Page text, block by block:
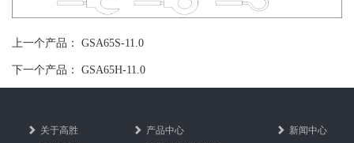
上一个产品： GSA65S-11.0
下一个产品： GSA65H-11.0
关于高胜
产品中心
新闻中心